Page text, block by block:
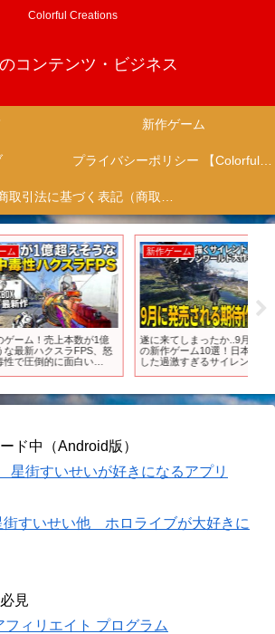
Colorful Creations
コンテンツ・ビジネス
新作ゲーム
プライバシーポリシー 【Colorful Creation】
特定商取引法に基づく表記（商取引に関する開示）
本数が1億
ラFPS、怒
面白い
新作ゲーム
遂に来てしまったか..9月発売注目
の新作ゲーム10選！日本を舞台に
した過激すぎるサイレントヒルF
難易度ゲーHell is Us等
ド中（Android版）
街すいせいが好きになるアプリ
すいせい他 ホロライブが大好きに
見
ィリエイト プログラム